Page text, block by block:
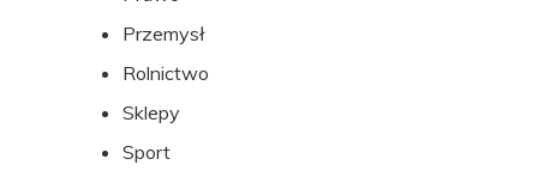
Przemysł
Rolnictwo
Sklepy
Sport